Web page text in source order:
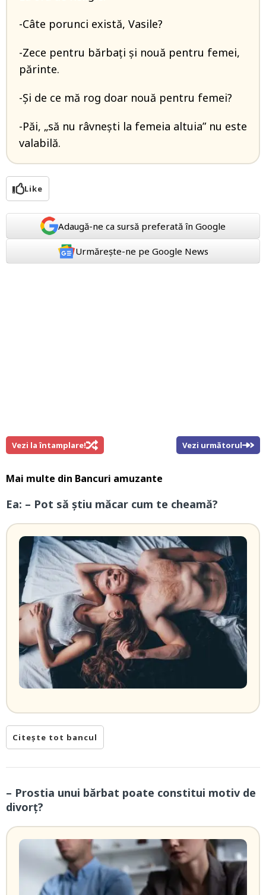
-Câte porunci există, Vasile?
-Zece pentru bărbați și nouă pentru femei,
părinte.
-Și de ce mă rog doar nouă pentru femei?
-Păi, „să nu râvnești la femeia altuia” nu este
valabilă.
Like
Adaugă-ne ca sursă preferată în Google
Urmărește-ne pe Google News
Vezi la întamplare! Vezi următorul
Mai multe din Bancuri amuzante
Ea: – Pot să știu măcar cum te cheamă?
Citește tot bancul
– Prostia unui bărbat poate constitui motiv de
divorț?